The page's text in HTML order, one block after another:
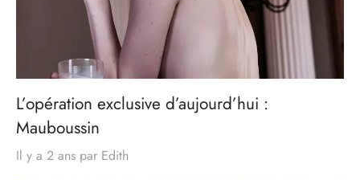
L’opération exclusive d’aujourd’hui :
Mauboussin
Il y a 2 ans par Edith